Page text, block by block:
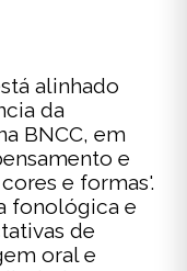
alinhado
da
BNCC, em
e
e formas'.
fonológica e
de
oral e